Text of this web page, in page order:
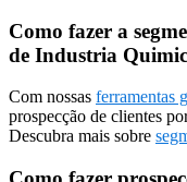
Como fazer a
de Industria
Com nossas ferramentas
prospecção de clientes
Descubra mais sobre